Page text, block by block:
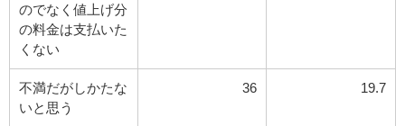
のでなく値上げ分
の料金は支払いた
くない
不満だがしかたな
いと思う
36 19.7